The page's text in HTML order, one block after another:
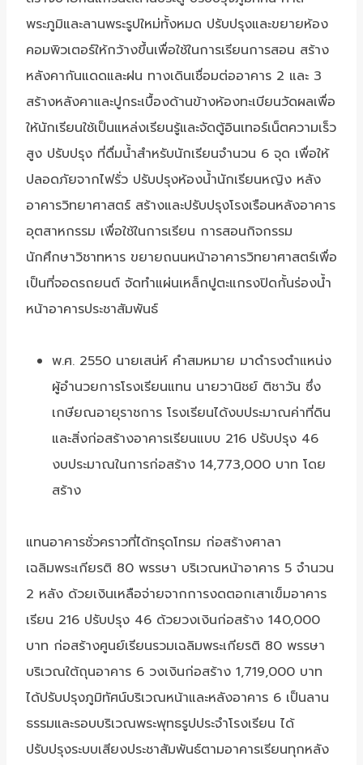
พระภูมิและลานพระรูปใหม่ทั้งหมด ปรับปรุงและขยายห้อง
คอมพิวเตอร์ให้กว้างขึ้นเพื่อใช้ในการเรียนการสอน สร้าง
หลังคากันแดดและฝน ทางเดินเชื่อมต่ออาคาร 2 และ 3
สร้างหลังคาและปูกระเบื้องด้านข้างห้องทะเบียนวัดผลเพื่อ
ให้นักเรียนใช้เป็นแหล่งเรียนรู้และจัดตู้อินเทอร์เน็ตความเร็ว
สูง ปรับปรุง ที่ดื่มน้ำสำหรับนักเรียนจำนวน 6 จุด เพื่อให้
ปลอดภัยจากไฟรั่ว ปรับปรุงห้องน้ำนักเรียนหญิง หลัง
อาคารวิทยาศาสตร์ สร้างและปรับปรุงโรงเรือนหลังอาคาร
อุตสาหกรรม เพื่อใช้ในการเรียน การสอนกิจกรรม
นักศึกษาวิชาทหาร ขยายถนนหน้าอาคารวิทยาศาสตร์เพื่อ
เป็นที่จอดรถยนต์ จัดทำแผ่นเหล็กปูตะแกรงปิดกั้นร่องน้ำ
หน้าอาคารประชาสัมพันธ์
พ.ศ. 2550 นายเสน่ห์ คำสมหมาย มาดำรงตำแหน่ง
ผู้อำนวยการโรงเรียนแทน นายวานิชย์ ติชาวัน ซึ่ง
เกษียณอายุราชการ โรงเรียนได้งบประมาณค่าที่ดิน
และสิ่งก่อสร้างอาคารเรียนแบบ 216 ปรับปรุง 46
งบประมาณในการก่อสร้าง 14,773,000 บาท โดย
สร้าง
แทนอาคารชั่วคราวที่ได้ทรุดโทรม ก่อสร้างศาลา
เฉลิมพระเกียรติ 80 พรรษา บริเวณหน้าอาคาร 5 จำนวน
2 หลัง ด้วยเงินเหลือจ่ายจากการงดตอกเสาเข็มอาคาร
เรียน 216 ปรับปรุง 46 ด้วยวงเงินก่อสร้าง 140,000
บาท ก่อสร้างศูนย์เรียนรวมเฉลิมพระเกียรติ 80 พรรษา
บริเวณใต้ถุนอาคาร 6 วงเงินก่อสร้าง 1,719,000 บาท
ได้ปรับปรุงภูมิทัศน์บริเวณหน้าและหลังอาคาร 6 เป็นลาน
ธรรมและรอบบริเวณพระพุทธรูปประจำโรงเรียน ได้
ปรับปรุงระบบเสียงประชาสัมพันธ์ตามอาคารเรียนทุกหลัง